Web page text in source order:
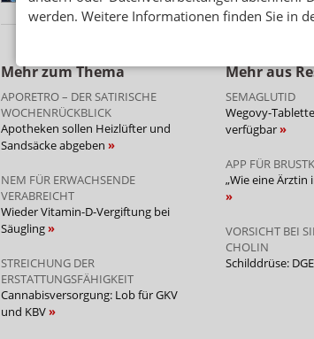
werden. Weitere Informationen finden Sie in
Mehr zum Thema
APORETRO – DER SATIRISCHE
WOCHENRÜCKBLICK
Apotheken sollen Heizlüfter und
Sandsäcke abgeben
NEM FÜR ERWACHSENDE
VERABREICHT
Wieder Vitamin-D-Vergiftung bei
Säugling
STREICHUNG DER
ERSTATTUNGSFÄHIGKEIT
Cannabisversorgung: Lob für GKV
und KBV
Mehr aus
SEMAGLUTID
Wegovy-
verfügbar
APP FÜR
„Wie eine Ärztin
VORSICHT BEI
CHOLIN
Schilddrüse: